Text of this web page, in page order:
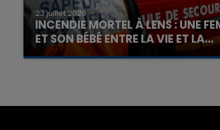
23 juillet 2026
INCENDIE MORTEL À LENS : UNE
ET SON BÉBÉ ENTRE LA VIE ET LA...
Un homme s'est immolé par le feu